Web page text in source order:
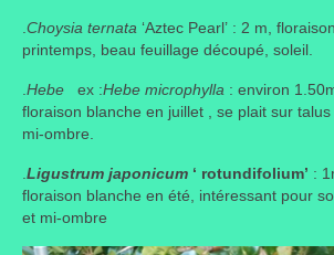
Où trouver le local de JPL ?
Qui sommes-nous ?
Annonces
.Choysia ternata ‘Aztec Pearl’ : 2 m,
printemps, beau feuillage découpé, soleil.
.Hebe ex :Hebe microphylla : environ
floraison blanche en juillet , se plait sur
mi-ombre.
.Ligustrum japonicum ‘ rotundifolium’ :
floraison blanche en été, intéressant pour
et mi-ombre